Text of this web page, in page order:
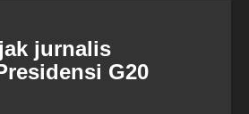
jurnalis
G20